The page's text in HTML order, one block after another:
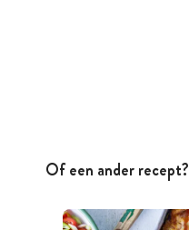
Of een ander recept?